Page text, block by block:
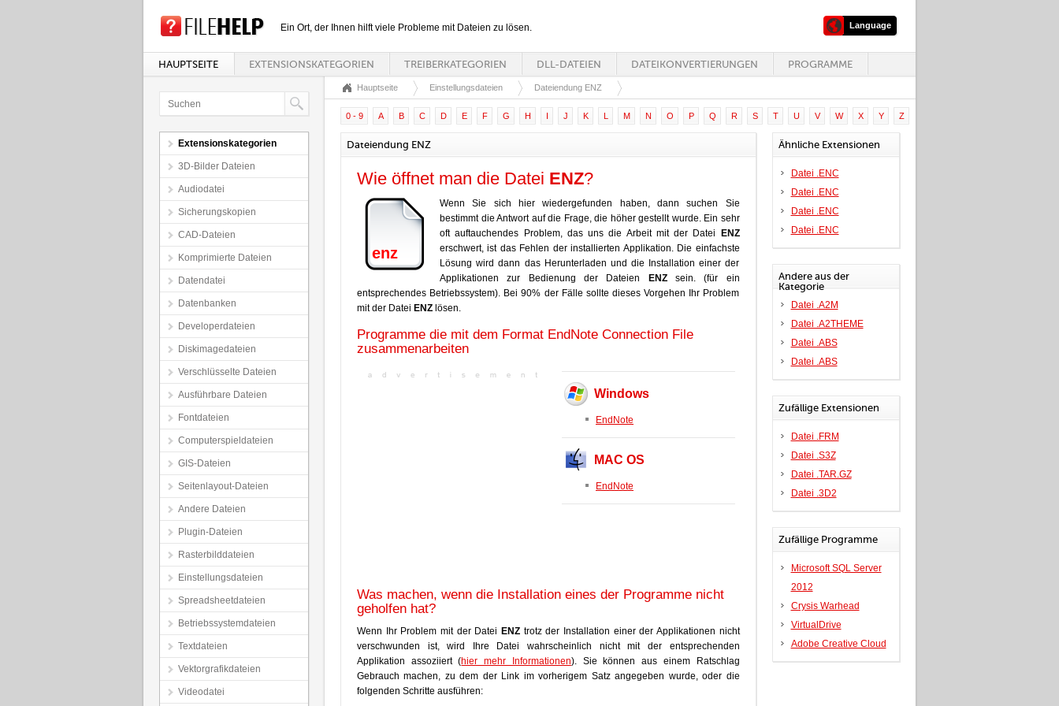
Ein Ort, der Ihnen hilft viele Probleme mit Dateien zu lösen. Language
HAUPTSEITE EXTENSIONSKATEGORIEN TREIBERKATEGORIEN DLL-DATEIEN DATEIKONVERTIERUNGEN PROGRAMME
Extensionskategorien
3D-Bilder Dateien
Audiodatei
Sicherungskopien
CAD-Dateien
Komprimierte Dateien
Datendatei
Datenbanken
Developerdateien
Diskimagedateien
Verschlüsselte Dateien
Ausführbare Dateien
Fontdateien
Computerspieldateien
GIS-Dateien
Seitenlayout-Dateien
Andere Dateien
Plugin-Dateien
Rasterbilddateien
Einstellungsdateien
Spreadsheetdateien
Betriebssystemdateien
Textdateien
Vektorgrafikdateien
Videodatei
Hauptseite Einstellungsdateien Dateiendung ENZ
0 - 9 A B C D E F G H I J K L M N O P Q R S T U V W X Y Z
Dateiendung ENZ
Wie öffnet man die Datei ENZ?
enz
Wenn Sie sich hier wiedergefunden haben, dann suchen Sie
bestimmt die Antwort auf die Frage, die höher gestellt wurde. Ein sehr
oft auftauchendes Problem, das uns die Arbeit mit der Datei
ENZ
erschwert, ist das Fehlen der installierten Applikation. Die einfachste
Lösung wird dann das Herunterladen und die Installation einer der
Applikationen zur Bedienung der Dateien
ENZsein. (für ein
entsprechendes Betriebssystem). Bei 90% der Fälle sollte dieses Vorgehen Ihr Problem
mit der Datei ENZ lösen.
Programme die mit dem Format EndNote Connection File
zusammenarbeiten
Windows
EndNote
MAC OS
EndNote
Was machen, wenn die Installation eines der Programme nicht
geholfen hat?
Wenn Ihr Problem mit der Datei ENZtrotz der Installation einer der Applikationen nicht
verschwunden ist, wird Ihre Datei wahrscheinlich nicht mit der entsprechenden
Applikation assoziiert (hier mehr Informationen). Sie können aus einem Ratschlag
Gebrauch machen, zu dem der Link im vorherigem Satz angegeben wurde, oder die
folgenden Schritte ausführen:
Ähnliche Extensionen
Datei .ENC
Datei .ENC
Datei .ENC
Datei .ENC
Andere aus der
Kategorie
Datei .A2M
Datei .A2THEME
Datei .ABS
Datei .ABS
Zufällige Extensionen
Datei .FRM
Datei .S3Z
Datei .TAR.GZ
Datei .3D2
Zufällige Programme
Microsoft SQL Server
2012
Crysis Warhead
VirtualDrive
Adobe Creative Cloud